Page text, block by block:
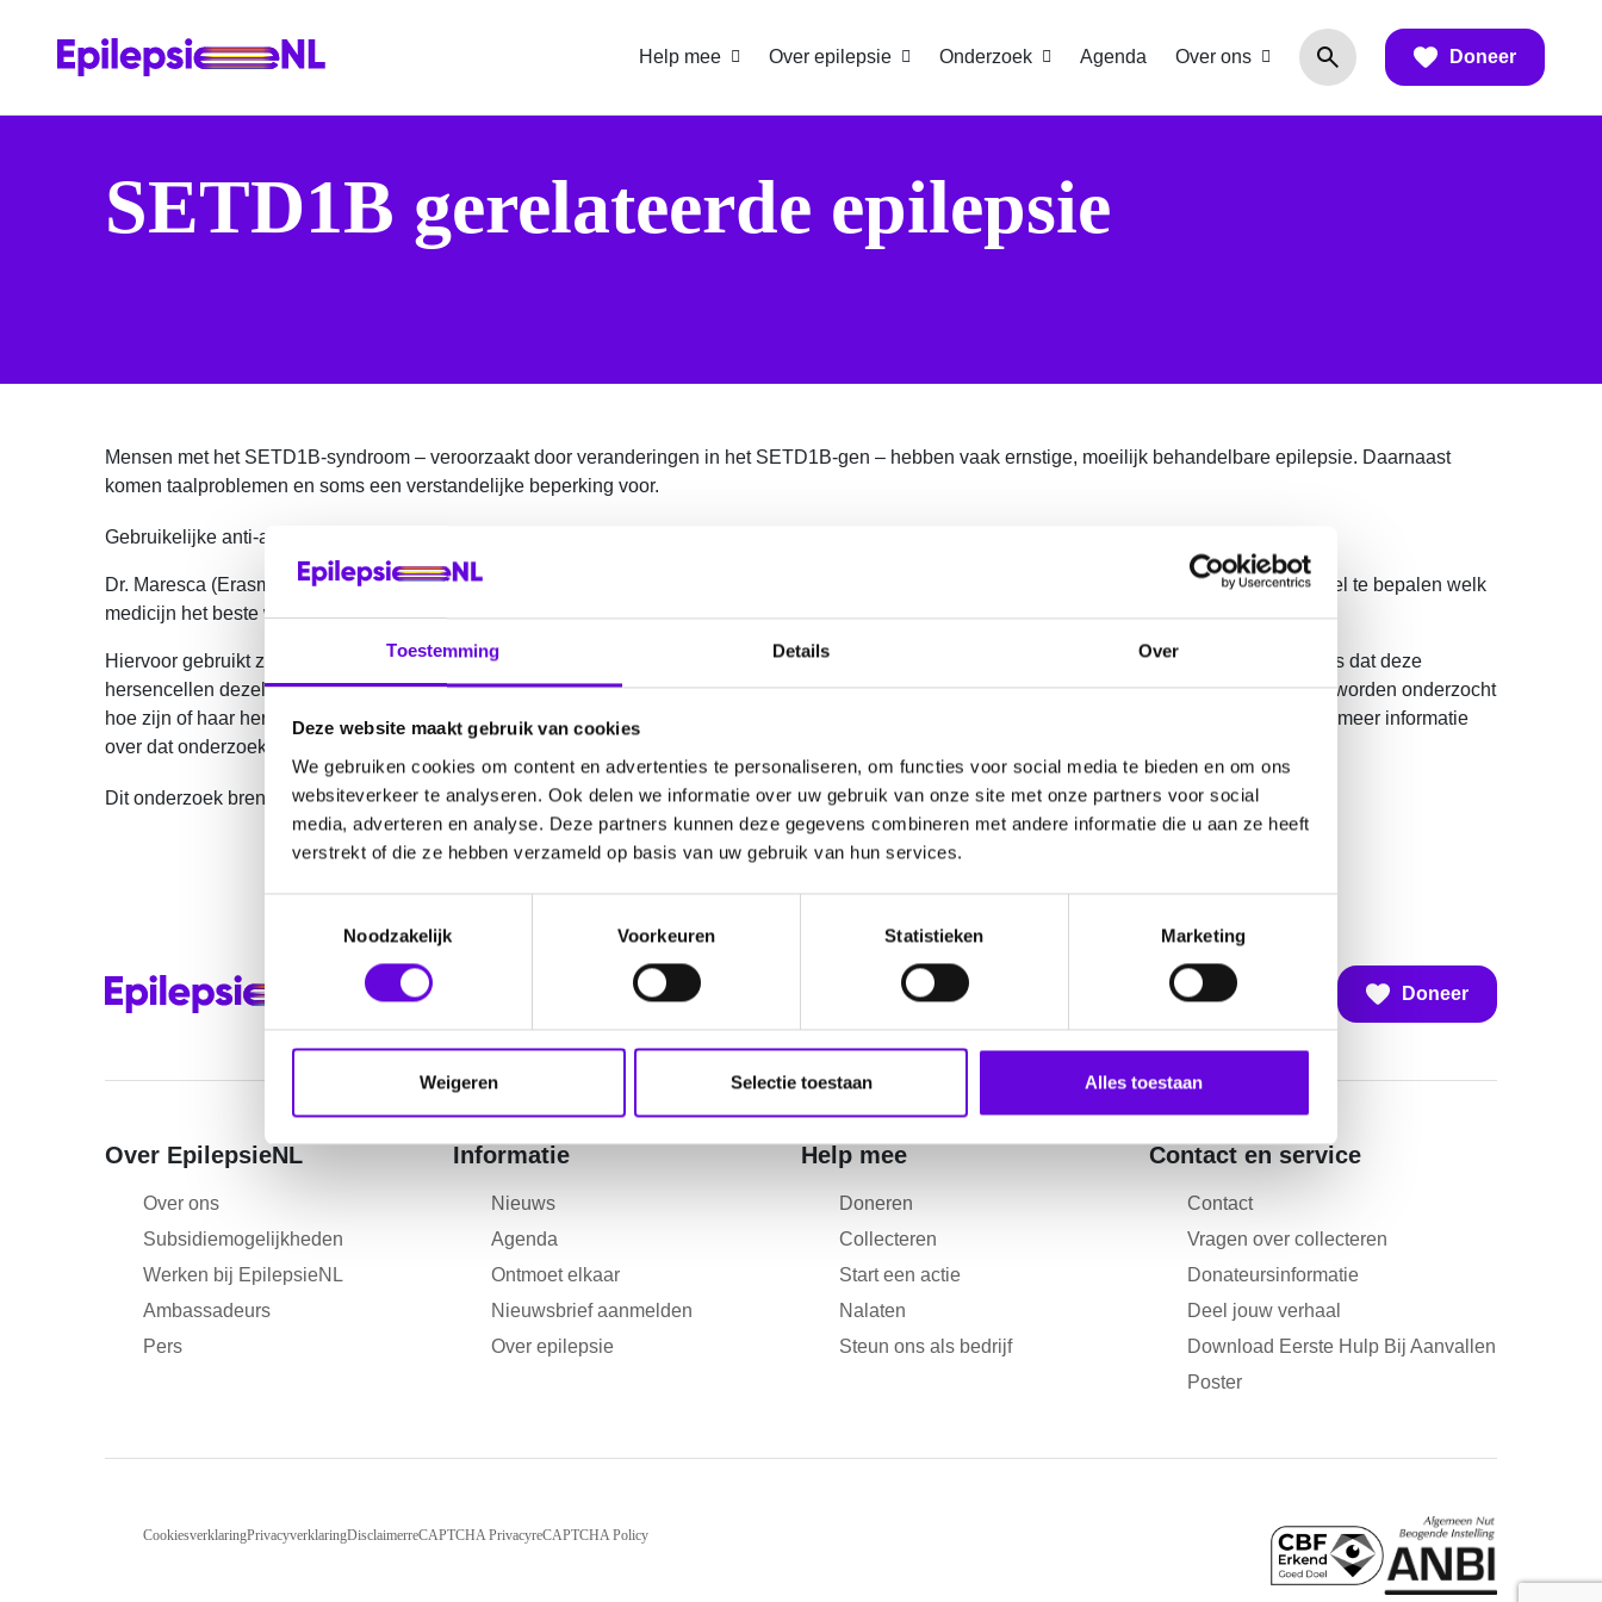
Toestemming Details Over
Deze website maakt gebruik van cookies
We gebruiken cookies om content en advertenties te personaliseren, om functies voor social media te bieden en om ons
websiteverkeer te analyseren. Ook delen we informatie over uw gebruik van onze site met onze partners voor social
media, adverteren en analyse. Deze partners kunnen deze gegevens combineren met andere informatie die u aan ze heeft
verstrekt of die ze hebben verzameld op basis van uw gebruik van hun services.
s
m
i
n
s
e
l
Noodzakelijk Voorkeuren Statistieken Marketing
Weigeren Selectie toestaan Alles toestaan
Help mee Over epilepsie Onderzoek Agenda Over ons Doneer
SETD1B gerelateerde epilepsie
Mensen met het SETD1B-syndroom – veroorzaakt door veranderingen in het SETD1B-gen – hebben vaak ernstige, moeilijk behandelbare epilepsie. Daarnaast
komen taalproblemen en soms een verstandelijke beperking voor.
Gebruikelijke anti-aanvalsmedicatie werkt bij mensen met dit syndroom vaak slecht. Daarom is er dringend behoefte aan nieuwe behandelingen.
Dr. Maresca (Erasmus MC) onderzoekt hoe veranderingen in het SETD1B-gen epilepsie veroorzaken. Ook wil zij een methode ontwikkelen om snel te bepalen welk
medicijn het beste werkt voor ieder individu met het syndroom.
Hiervoor gebruikt zij stamcellen van mensen met het SETD1B-syndroom. In het lab laat ze deze uitgroeien tot hersencellen. Het voordeel hiervan is dat deze
hersencellen dezelfde genetische afwijking hebben als de hersencellen van de persoon waar de stamcellen vandaan komen. Zo kan per persoon worden onderzocht
hoe zijn of haar hersencellen reageren op verschillende medicijnen. Deze methode lijkt op die van het onderzoek van Nikki Kolsters (klik
voor meer informatie
over dat onderzoek).
Dit onderzoek brengt ons dichter bij een gerichte behandeling van epilepsie bij mensen met het SETD1B-syndroom.
Doneer
Over EpilepsieNL
Over ons
Subsidiemogelijkheden
Werken bij EpilepsieNL
Ambassadeurs
Pers
Informatie
Nieuws
Agenda
Ontmoet elkaar
Nieuwsbrief aanmelden
Over epilepsie
Help mee
Doneren
Collecteren
Start een actie
Nalaten
Steun ons als bedrijf
Contact en service
Contact
Vragen over collecteren
Donateursinformatie
Deel jouw verhaal
Download Eerste Hulp Bij Aanvallen
Poster
CookiesverklaringPrivacyverklaringDisclaimerreCAPTCHA PrivacyreCAPTCHA Policy